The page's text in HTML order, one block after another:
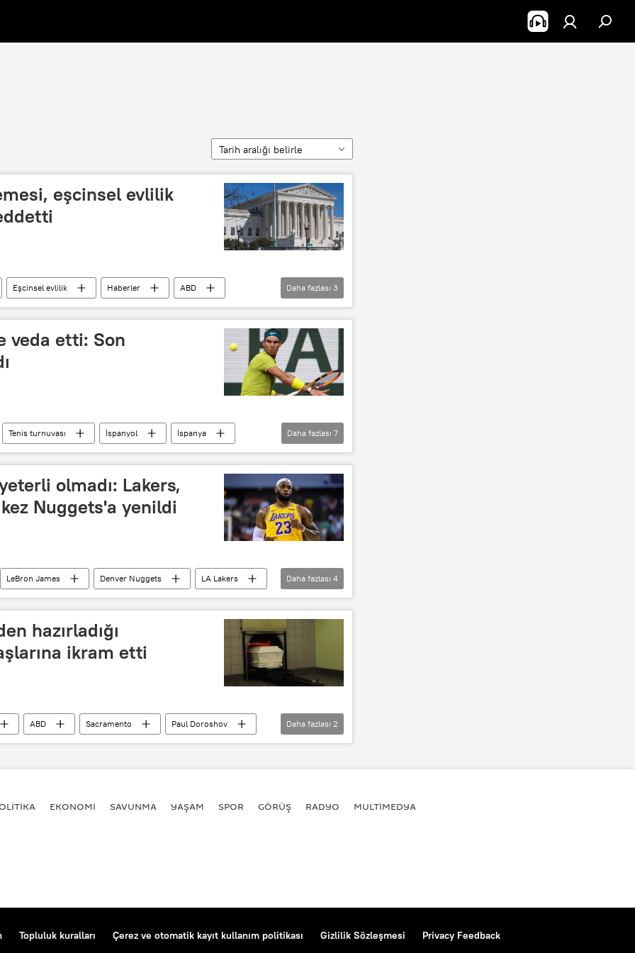
Tarih aralığı belirle
eşcinsel evlilik
Eşcinsel evlilik Haberler
ABD
ABD Anayasası
Daha fazlası 3
veda etti: Son
Tenis turnuvası İspanyol
İspanya
veda
veda konuşması
Daha fazlası 7
olmadı: Lakers,
Nuggets'a yenildi
LeBron James Denver Nuggets
LA Lakers
Lakers Basketbol Takımı
Orlando Magic
Daha fazlası 4
hazırladığı
ikram etti
ABD Sacramento
Paul Doroshov
Daha fazlası 2
EKONOMİ SAVUNMA YAŞAM SPOR GÖRÜŞ RADYO MULTİMEDYA
Topluluk kuralları Çerez ve otomatik kayıt kullanım politikası Gizlilik Sözleşmesi Privacy Feedback